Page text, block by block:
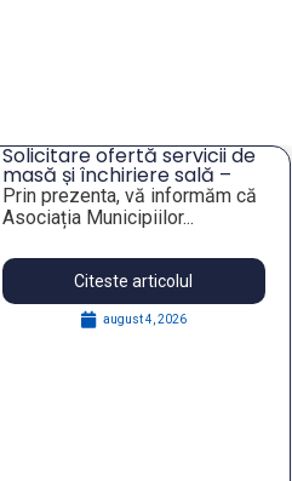
Solicitare ofertă servicii de
masă și închiriere sală –
Tulcea
Prin prezenta, vă informăm că
Asociația Municipiilor...
Citeste articolul
august 4, 2026